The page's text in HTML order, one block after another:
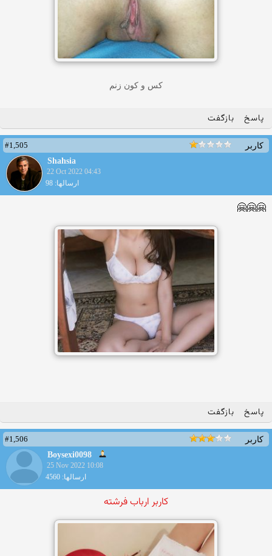
کس و کون زنم
پاسخ بازگفت
کاربر
#1,505
Shahsia
22 Oct 2022 04:43
ارسالها: 98
🤗🤗🤗
پاسخ بازگفت
کاربر
#1,506
Boysexi0098
25 Nov 2022 10:08
ارسالها: 4560
کاربر ارباب فرشته